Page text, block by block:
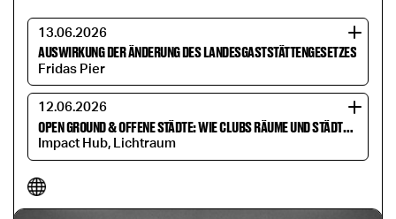
13.06.2026
AUSWIRKUNG DER ÄNDERUNG DES LANDESGASTSTÄTTENGESETZES
Fridas Pier
12.06.2026
OPEN GROUND & OFFENE STÄDTE: WIE CLUBS RÄUME UND STÄDTE VERÄNDERN
Impact Hub, Lichtraum